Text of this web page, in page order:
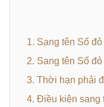
1. Sang tên Sổ
2. Sang tên Sổ
3. Thời hạn phải
4. Điều kiện sang